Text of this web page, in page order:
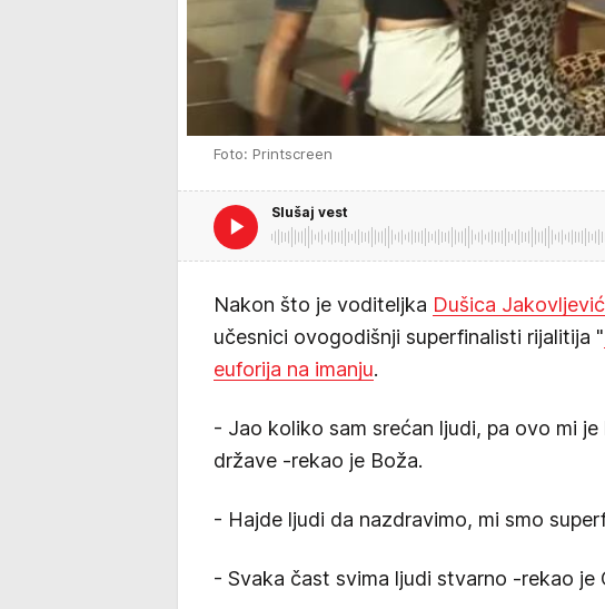
Foto: Printscreen
Slušaj vest
Nakon što je voditeljka Dušica Jakovljević
učesnici ovogodišnji superfinalisti rijalitija "
euforija na imanju.
- Jao koliko sam srećan ljudi, pa ovo mi
države -rekao je Boža.
- Hajde ljudi da nazdravimo, mi smo
- Svaka čast svima ljudi stvarno -rekao je